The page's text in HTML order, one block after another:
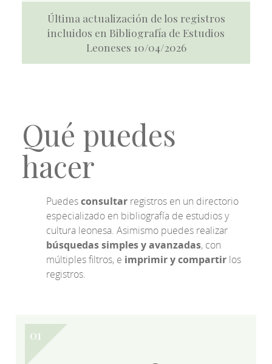
Última actualización de los registros
incluidos en Bibliografía de Estudios
Leoneses 10/04/2026
Qué puedes
hacer
Puedesconsultar registros en un directorio
especializado en bibliografía de estudios y
cultura leonesa. Asimismo puedes realizar
búsquedas simples y avanzadas, con
múltiples filtros, e imprimir y compartir los
registros.